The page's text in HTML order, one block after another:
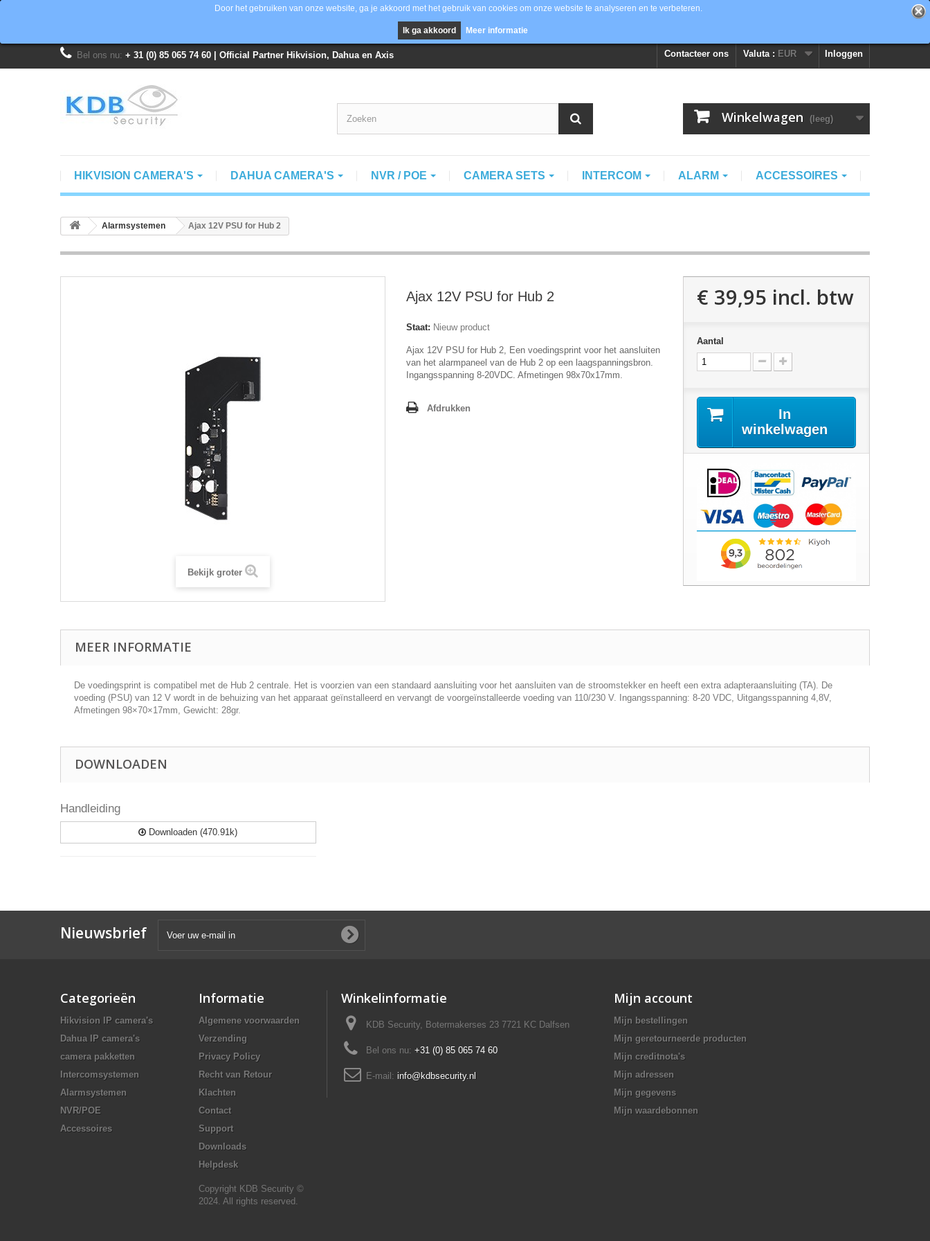
Inloggen
Valuta : EUR
Contacteer ons
Bel ons nu: + 31 (0) 85 065 74 60 | Official Partner Hikvision, Dahua en Axis
Winkelwagen (leeg)
Door het gebruiken van onze website, ga je akkoord met het gebruik van cookies om onze website te analyseren en te verbeteren.
Ik ga akkoord Meer informatie
HIKVISION CAMERA'S DAHUA CAMERA'S NVR / POE CAMERA SETS INTERCOM ALARM ACCESSOIRES
Alarmsystemen Ajax 12V PSU for Hub 2
Bekijk groter
Ajax 12V PSU for Hub 2
Staat: Nieuw product
Ajax 12V PSU for Hub 2, Een voedingsprint voor het aansluiten
van het alarmpaneel van de Hub 2 op een laagspanningsbron.
Ingangsspanning 8-20VDC. Afmetingen 98x70x17mm.
Afdrukken
€ 39,95 incl. btw
Aantal
In
winkelwagen
MEER INFORMATIE
De voedingsprint is compatibel met de Hub 2 centrale. Het is voorzien van een standaard aansluiting voor het aansluiten van de stroomstekker en heeft een extra adapteraansluiting (TA). De
voeding (PSU) van 12 V wordt in de behuizing van het apparaat geïnstalleerd en vervangt de voorgeïnstalleerde voeding van 110/230 V. Ingangsspanning: 8-20 VDC, Uitgangsspanning 4,8V,
Afmetingen 98×70×17mm, Gewicht: 28gr.
DOWNLOADEN
Handleiding
Downloaden (470.91k)
Nieuwsbrief
Categorieën
Hikvision IP camera's
Dahua IP camera's
camera pakketten
Intercomsystemen
Alarmsystemen
NVR/POE
Accessoires
Informatie
Algemene voorwaarden
Verzending
Privacy Policy
Recht van Retour
Klachten
Contact
Support
Downloads
Helpdesk
Copyright KDB Security ©
2024. All rights reserved.
Winkelinformatie
KDB Security, Botermakerses 23 7721 KC Dalfsen
Bel ons nu: +31 (0) 85 065 74 60
E-mail: info@kdbsecurity.nl
Mijn account
Mijn bestellingen
Mijn geretourneerde producten
Mijn creditnota's
Mijn adressen
Mijn gegevens
Mijn waardebonnen